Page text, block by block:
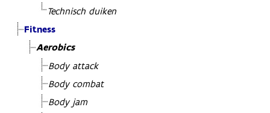
Technisch duiken
Fitness
Aerobics
Body attack
Body combat
Body jam